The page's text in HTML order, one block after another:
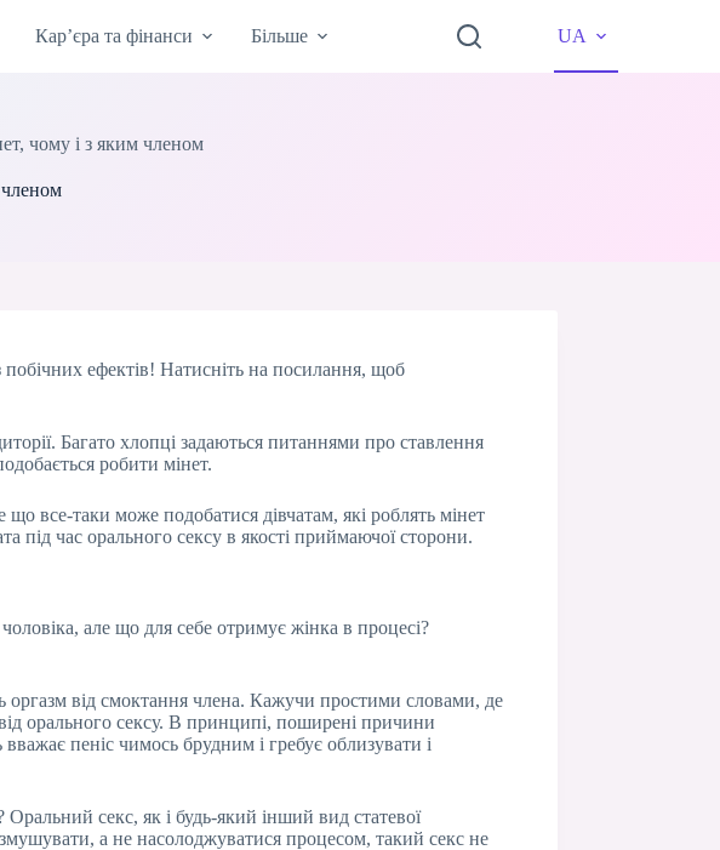
Кар’єра та фінанси Більше UA
чому і з яким членом
членом
ефектів! Натисніть на посилання, щоб
Багато хлопці задаються питаннями про ставлення
робити мінет.
все-таки може подобатися дівчатам, які роблять мінет
під час орального сексу в якості приймаючої сторони.
але що для себе отримує жінка в процесі?
оргазм від смоктання члена. Кажучи простими словами, де
орального сексу. В принципі, поширені причини
пеніс чимось брудним і гребує облизувати і
секс, як і будь-який інший вид статевої
а не насолоджуватися процесом, такий секс не